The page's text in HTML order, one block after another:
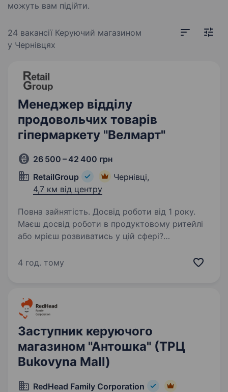
можуть вам підійти.
24 вакансії Керуючий магазином
у Чернівцях
Менеджер відділу
продовольчих товарів
гіпермаркету "Велмарт"
26 500 – 42 400 грн
RetailGroup
Чернівці,
4,7 км від центру
Повна зайнятість. Досвід роботи від 1 року.
Маєш досвід роботи в продуктовому ритейлі
або мрієш розвиватись у цій сфері?
які люблять свою роботу, горять ідеєю,
4 год. тому
Заступник керуючого
магазином "Антошка" (ТРЦ
Bukovyna Mall)
RedHead Family Corporation